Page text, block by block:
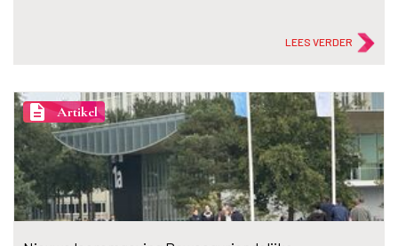
LEES VERDER
description Artikel